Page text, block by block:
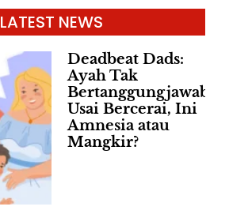
LATEST NEWS
Deadbeat Dads:
Ayah Tak
Bertanggungjawab
Usai Bercerai, Ini
Amnesia atau
Mangkir?